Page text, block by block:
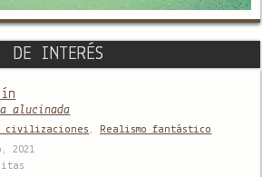
DE INTERÉS
alucinada
civilizaciones ,
Realismo fantástico
2021